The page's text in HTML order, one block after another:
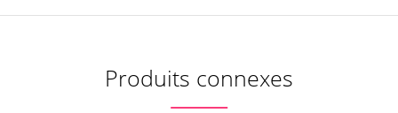
Produits connexes